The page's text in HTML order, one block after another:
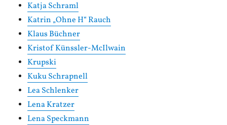
Katja Schraml
Katrin „Ohne H“ Rauch
Klaus Büchner
Kristof Künssler-McIlwain
Krupski
Kuku Schrapnell
Lea Schlenker
Lena Kratzer
Lena Speckmann